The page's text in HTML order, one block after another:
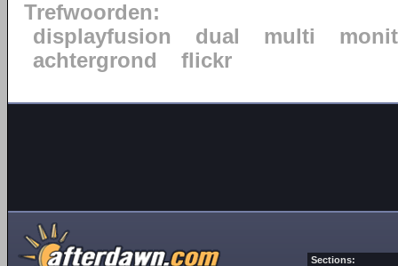
Trefwoorden:
displayfusion
dual multi
achtergrond
flickr
Sections: